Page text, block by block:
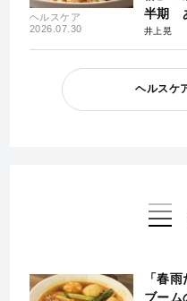
ヘルスケア
2026.07.30
半期
井上晃
ヘルスケ
「春
ブーム